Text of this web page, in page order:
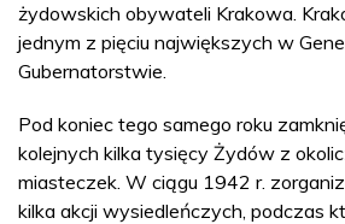
żydowskich obywateli Krakowa.
jednym z pięciu największych w
Gubernatorstwie.
Pod koniec tego samego roku
kolejnych kilka tysięcy Żydów z
miasteczek. W ciągu 1942 r.
kilka akcji wysiedleńczych, podczas